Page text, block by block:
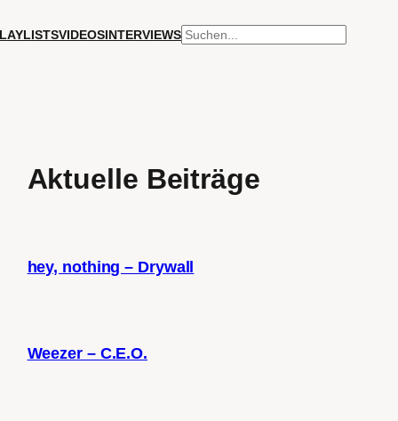
VIDEOSINTERVIEWSSUCHEN
Aktuelle Beiträge
hey, nothing – Drywall
Weezer – C.E.O.